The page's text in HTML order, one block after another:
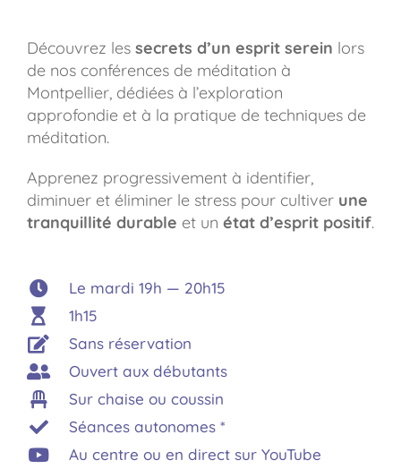
Découvrez les secrets d’un esprit serein lors
de nos conférences de méditation à
Montpellier, dédiées à l’exploration
approfondie et à la pratique de techniques de
méditation.
Apprenez progressivement à identifier,
diminuer et éliminer le stress pour cultiver une
tranquillité durable et un état d’esprit positif.
Le mardi 19h — 20h15
1h15
Sans réservation
Ouvert aux débutants
Sur chaise ou coussin
Séances autonomes *
Au centre ou en direct sur YouTube